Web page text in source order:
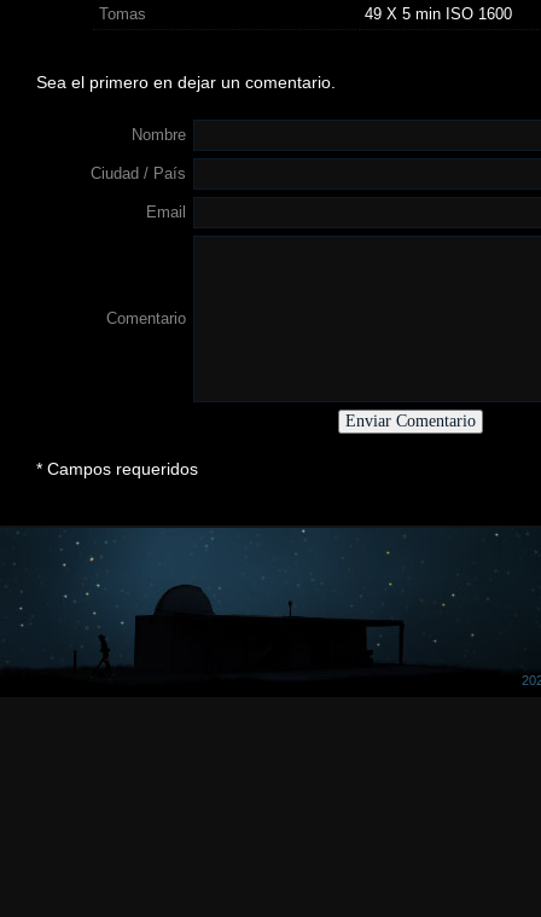
Tomas
49 X 5 min ISO 1600
Sea el primero en dejar un comentario.
Nombre
Ciudad / País
Email
Comentario
* Campos requeridos